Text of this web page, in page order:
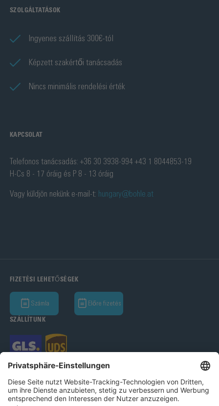
SZOLGÁLTATÁSOK
Ingyenes szállítás 300€-tól
Képzett szakértői tanácsadás
Nincs minimális rendelési érték
KAPCSOLAT
Telefonos tanácsadás: +36 30 3938-994 +43 1 8044853-19
H-Cs 8 - 17 óráig és P 8 - 13 óráig
Vagy küldjön nekünk e-mail-t: hungary@bohle.at
FIZETÉSI LEHETŐSÉGEK
Számla Előre fizetés
SZÁLLÍTUNK